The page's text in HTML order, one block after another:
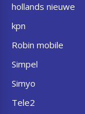
hollands nieuwe
kpn
Robin mobile
Simpel
Simyo
Tele2